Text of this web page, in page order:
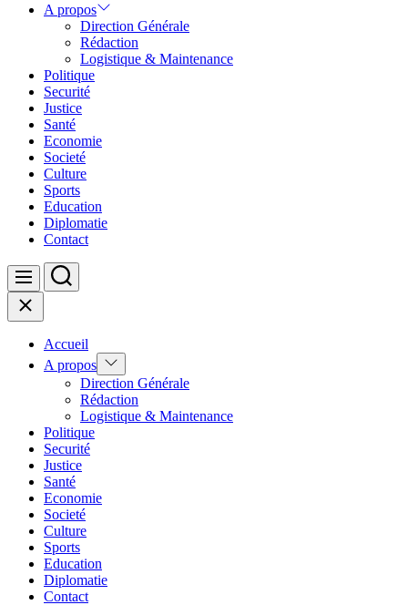
A propos
Direction Générale
Rédaction
Logistique & Maintenance
Politique
Securité
Justice
Santé
Economie
Societé
Culture
Sports
Education
Diplomatie
Contact
Menu Search
Close
Accueil
A propos Show
sub
menu
Direction Générale
Rédaction
Logistique & Maintenance
Politique
Securité
Justice
Santé
Economie
Societé
Culture
Sports
Education
Diplomatie
Contact